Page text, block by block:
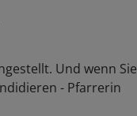
Und wenn Sie
- Pfarrerin